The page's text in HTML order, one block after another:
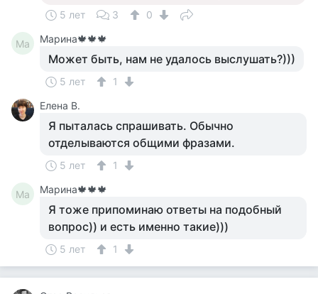
5 лет 3 0
Ма Марина🍁🍁🍁
Может быть, нам не удалось выслушать?)))
5 лет
1
Елена В.
Я пыталась спрашивать. Обычно
отделываются общими фразами.
5 лет 1
Ма Марина🍁🍁🍁
Я тоже припоминаю ответы на подобный
вопрос)) и есть именно такие)))
5 лет 1